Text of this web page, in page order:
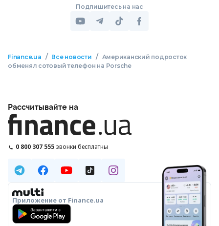
Подпишитесь на нас
Finance.ua / Все новости / Американский подросток
обменял сотовый телефон на Porsche
Рассчитывайте на
0 800 307 555 звонки бесплатны
Приложение от Finance.ua